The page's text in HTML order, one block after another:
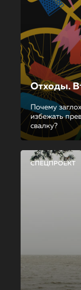
Отходы.
Почему
избежать
свалку?
СПЕЦПРОЕКТ